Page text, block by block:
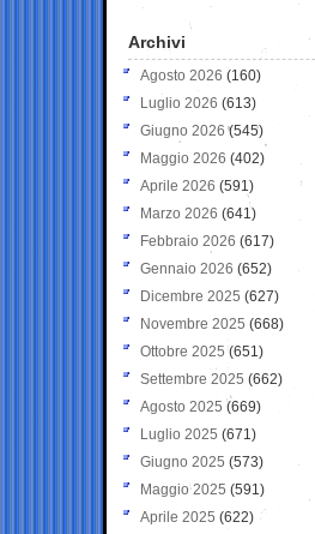
Archivi
Agosto 2026 (160)
Luglio 2026 (613)
Giugno 2026 (545)
Maggio 2026 (402)
Aprile 2026 (591)
Marzo 2026 (641)
Febbraio 2026 (617)
Gennaio 2026 (652)
Dicembre 2025 (627)
Novembre 2025 (668)
Ottobre 2025 (651)
Settembre 2025 (662)
Agosto 2025 (669)
Luglio 2025 (671)
Giugno 2025 (573)
Maggio 2025 (591)
Aprile 2025 (622)